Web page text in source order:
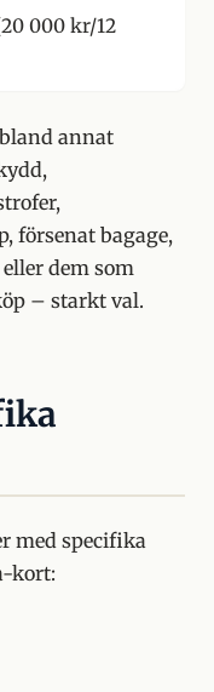
000 kr/12
annat
försenat bagage,
dem som
– starkt val.
med specifika
kort: